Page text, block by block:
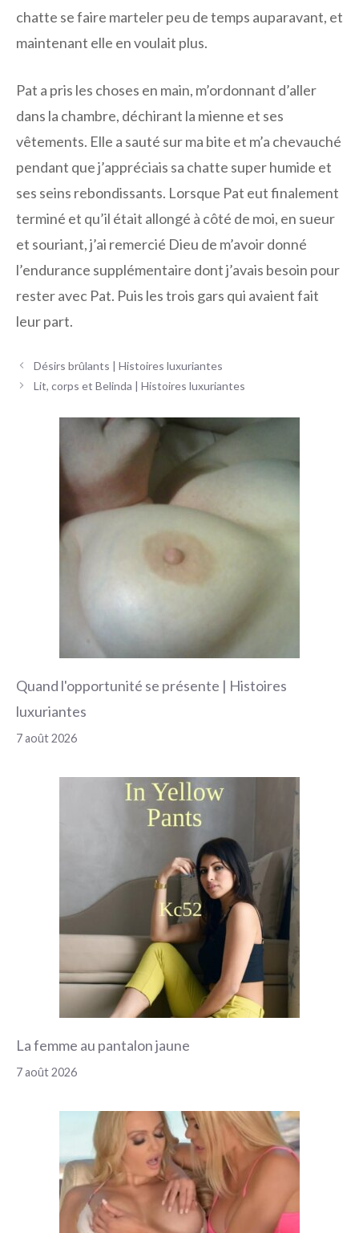
chatte se faire marteler peu de temps auparavant, et
maintenant elle en voulait plus.
Pat a pris les choses en main, m’ordonnant d’aller
dans la chambre, déchirant la mienne et ses
vêtements. Elle a sauté sur ma bite et m’a chevauché
pendant que j’appréciais sa chatte super humide et
ses seins rebondissants. Lorsque Pat eut finalement
terminé et qu’il était allongé à côté de moi, en sueur
et souriant, j’ai remercié Dieu de m’avoir donné
l’endurance supplémentaire dont j’avais besoin pour
rester avec Pat. Puis les trois gars qui avaient fait
leur part.
Navigation
des
Désirs brûlants | Histoires luxuriantes
Lit, corps et Belinda | Histoires luxuriantes
Quand l'opportunité se présente | Histoires
luxuriantes
7 août 2026
La femme au pantalon jaune
7 août 2026